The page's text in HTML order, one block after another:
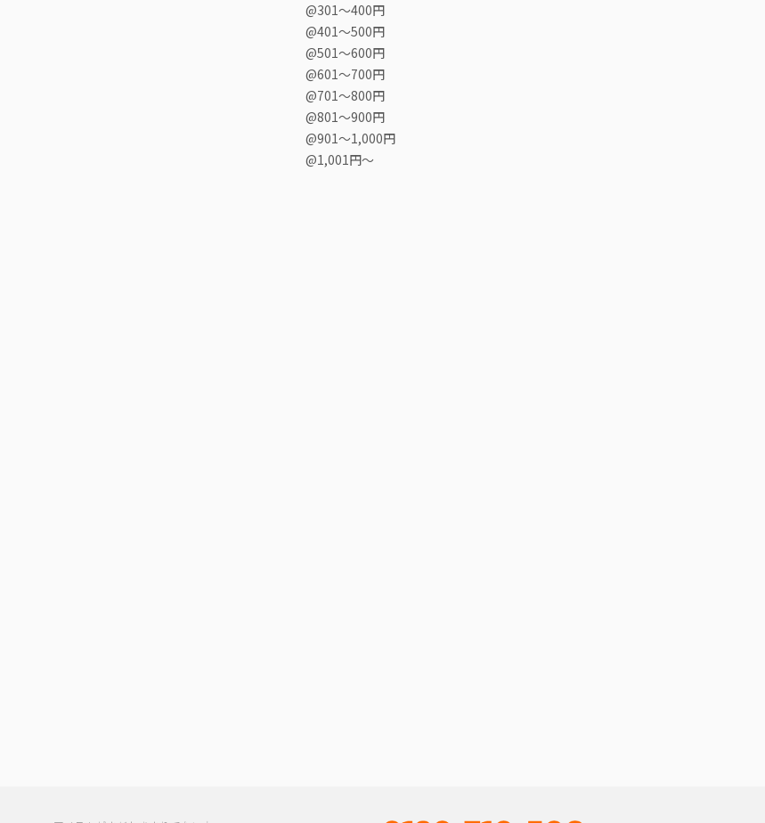
@301〜400円
@401〜500円
@501〜600円
@601〜700円
@701〜800円
@801〜900円
@901〜1,000円
@1,001円〜